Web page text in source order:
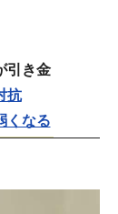
引き金
抗
くなる